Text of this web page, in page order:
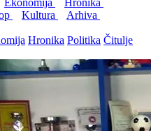
Ekonomija
Hronika
Kultura
Arhiva
Hronika Politika Čitulje